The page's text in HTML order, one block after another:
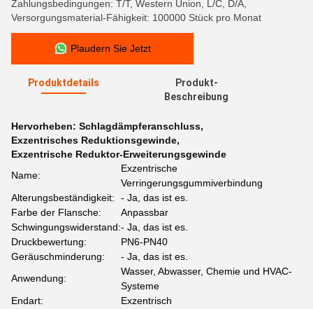
Zahlungsbedingungen: T/T, Western Union, L/C, D/A,
Versorgungsmaterial-Fähigkeit: 100000 Stück pro Monat
Plaudern Sie Jetzt
Produktdetails
Produkt-
Beschreibung
Hervorheben: Schlagdämpferanschluss,
Exzentrisches Reduktionsgewinde,
Exzentrische Reduktor-Erweiterungsgewinde
Name:
Exzentrische
Verringerungsgummiverbindung
Alterungsbeständigkeit:
- Ja, das ist es.
Farbe der Flansche:
Anpassbar
Schwingungswiderstand:- Ja, das ist es.
Druckbewertung:
PN6-PN40
Geräuschminderung:
- Ja, das ist es.
Anwendung:
Wasser, Abwasser, Chemie und HVAC-
Systeme
Endart:
Exzentrisch